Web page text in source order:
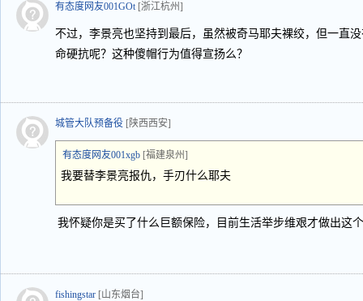
有态度网友001GOt [浙江杭州]
不过，李景亮也坚持到最后，虽然被奇马耶夫裸绞，但一直
命硬抗呢？这种傻帽行为值得宣扬么？
城管大队预备役 [陕西西安]
有态度网友001xgb [福建泉州]
我要替李景亮报仇，手刃什么耶夫
我怀疑你是买了什么巨额保险，目前生活举步维艰才做出这
fishingstar [山东烟台]